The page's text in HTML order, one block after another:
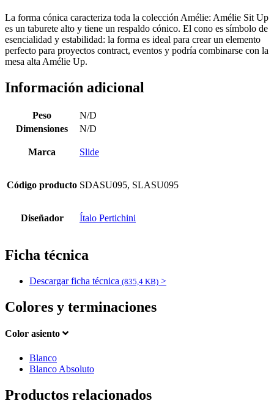
La forma cónica caracteriza toda la colección Amélie: Amélie Sit Up
es un taburete alto y tiene un respaldo cónico. El cono es símbolo de
esencialidad y estabilidad: la forma es ideal para crear un elemento
perfecto para proyectos contract, eventos y podría combinarse con la
mesa alta Amélie Up.
Información adicional
Peso
N/D
Dimensiones
N/D
Marca Slide
Código producto SDASU095, SLASU095
Diseñador Ítalo Pertichini
Ficha técnica
Descargar ficha técnica (835,4 KB) >
Colores y terminaciones
Color asiento
Blanco
Blanco Absoluto
Productos relacionados